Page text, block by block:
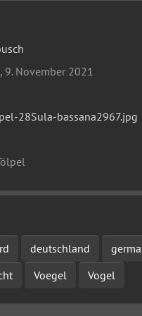
9. November 2021
28Sula-bassana2967.jpg
deutschland
Voegel Vogel